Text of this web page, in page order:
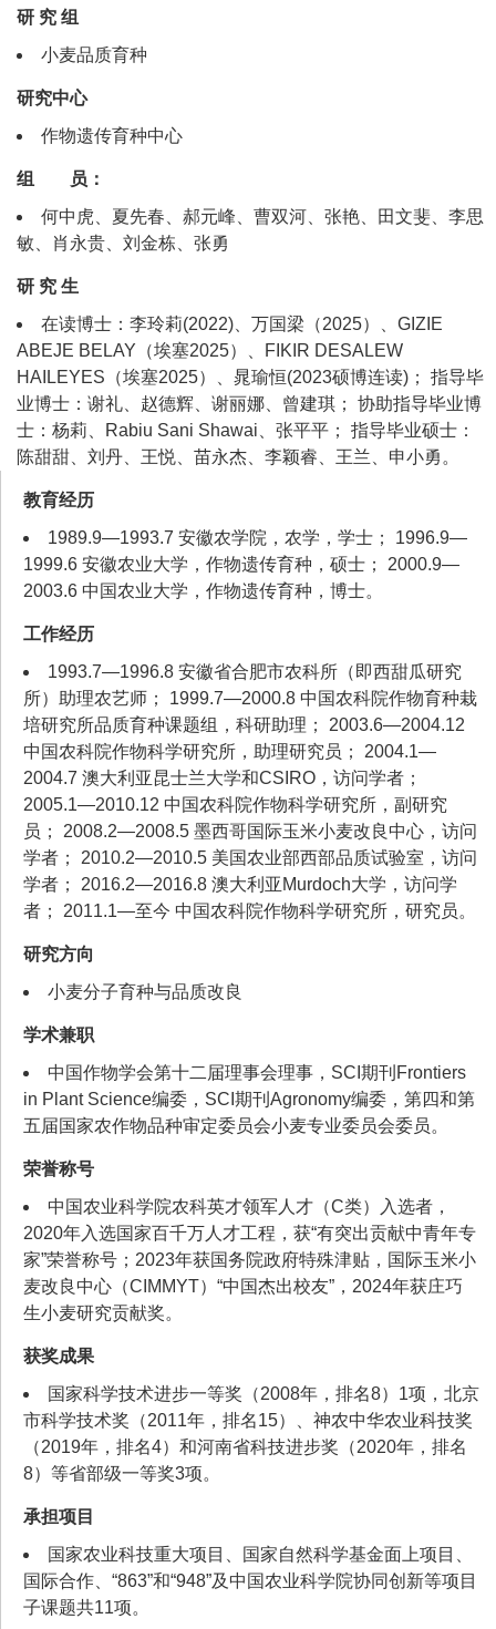
研 究 组
小麦品质育种
研究中心
作物遗传育种中心
组 员：
何中虎、夏先春、郝元峰、曹双河、张艳、田文斐、李思
敏、肖永贵、刘金栋、张勇
研 究 生
在读博士：李玲莉(2022)、万国梁（2025）、GIZIE
ABEJE BELAY（埃塞2025）、FIKIR DESALEW
HAILEYES（埃塞2025）、晁瑜恒(2023硕博连读)； 指导毕
业博士：谢礼、赵德辉、谢丽娜、曾建琪； 协助指导毕业博
士：杨莉、Rabiu Sani Shawai、张平平； 指导毕业硕士：
陈甜甜、刘丹、王悦、苗永杰、李颖睿、王兰、申小勇。
教育经历
1989.9—1993.7 安徽农学院，农学，学士； 1996.9—
1999.6 安徽农业大学，作物遗传育种，硕士； 2000.9—
2003.6 中国农业大学，作物遗传育种，博士。
工作经历
1993.7—1996.8 安徽省合肥市农科所（即西甜瓜研究
所）助理农艺师； 1999.7—2000.8 中国农科院作物育种栽
培研究所品质育种课题组，科研助理； 2003.6—2004.12
中国农科院作物科学研究所，助理研究员； 2004.1—
2004.7 澳大利亚昆士兰大学和CSIRO，访问学者；
2005.1—2010.12 中国农科院作物科学研究所，副研究
员； 2008.2—2008.5 墨西哥国际玉米小麦改良中心，访问
学者； 2010.2—2010.5 美国农业部西部品质试验室，访问
学者； 2016.2—2016.8 澳大利亚Murdoch大学，访问学
者； 2011.1—至今 中国农科院作物科学研究所，研究员。
研究方向
小麦分子育种与品质改良
学术兼职
中国作物学会第十二届理事会理事，SCI期刊Frontiers
in Plant Science编委，SCI期刊Agronomy编委，第四和第
五届国家农作物品种审定委员会小麦专业委员会委员。
荣誉称号
中国农业科学院农科英才领军人才（C类）入选者，
2020年入选国家百千万人才工程，获“有突出贡献中青年专
家”荣誉称号；2023年获国务院政府特殊津贴，国际玉米小
麦改良中心（CIMMYT）“中国杰出校友”，2024年获庄巧
生小麦研究贡献奖。
获奖成果
国家科学技术进步一等奖（2008年，排名8）1项，北京
市科学技术奖（2011年，排名15）、神农中华农业科技奖
（2019年，排名4）和河南省科技进步奖（2020年，排名
8）等省部级一等奖3项。
承担项目
国家农业科技重大项目、国家自然科学基金面上项目、
国际合作、“863”和“948”及中国农业科学院协同创新等项目
子课题共11项。